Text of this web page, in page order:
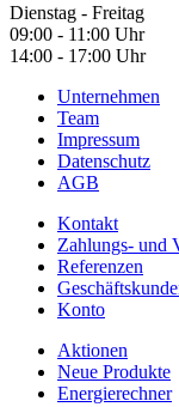
Dienstag - Freitag
09:00 - 11:00 Uhr
14:00 - 17:00 Uhr
Unternehmen
Team
Impressum
Datenschutz
AGB
Kontakt
Zahlungs- und
Referenzen
Konto
Aktionen
Neue Produkte
Energierechner